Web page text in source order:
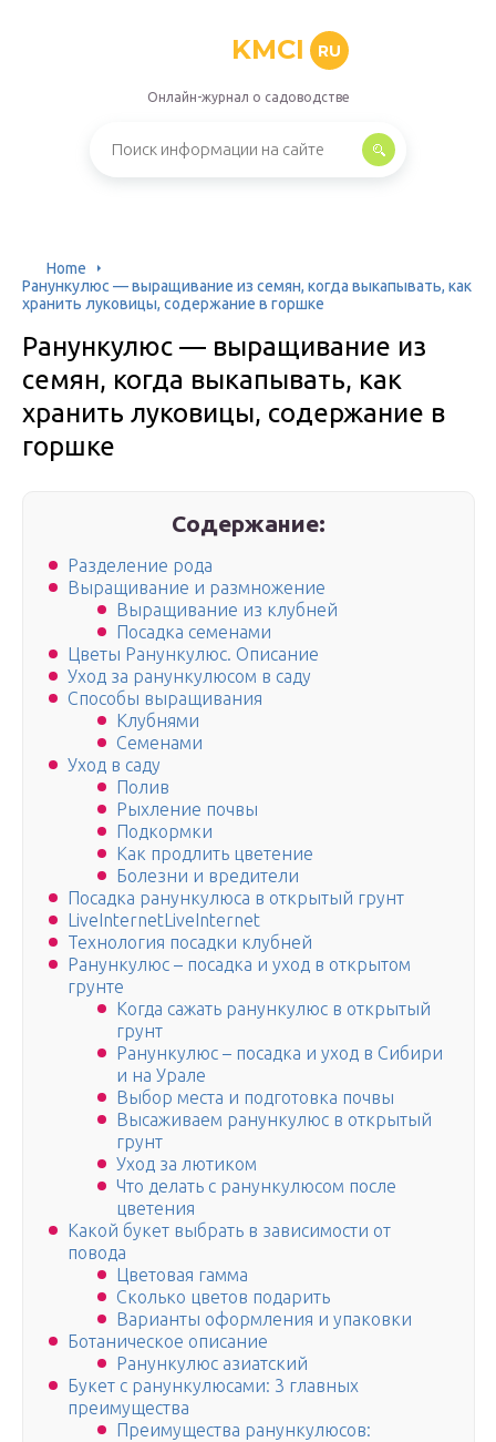
KMCI RU
Онлайн-журнал о садоводстве
Home
Ранункулюс — выращивание из семян, когда выкапывать, как
хранить луковицы, содержание в горшке
Ранункулюс — выращивание из
семян, когда выкапывать, как
хранить луковицы, содержание в
горшке
Содержание:
Разделение рода
Выращивание и размножение
Выращивание из клубней
Посадка семенами
Цветы Ранункулюс. Описание
Уход за ранункулюсом в саду
Способы выращивания
Клубнями
Семенами
Уход в саду
Полив
Рыхление почвы
Подкормки
Как продлить цветение
Болезни и вредители
Посадка ранункулюса в открытый грунт
LiveInternetLiveInternet
Технология посадки клубней
Ранункулюс – посадка и уход в открытом
грунте
Когда сажать ранункулюс в открытый
грунт
Ранункулюс – посадка и уход в Сибири
и на Урале
Выбор места и подготовка почвы
Высаживаем ранункулюс в открытый
грунт
Уход за лютиком
Что делать с ранункулюсом после
цветения
Какой букет выбрать в зависимости от
повода
Цветовая гамма
Сколько цветов подарить
Варианты оформления и упаковки
Ботаническое описание
Ранункулюс азиатский
Букет с ранункулюсами: 3 главных
преимущества
Преимущества ранункулюсов: